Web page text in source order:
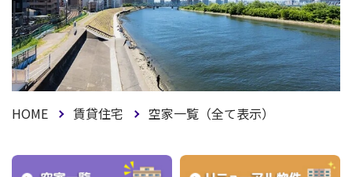
HOME 賃貸住宅 空家一覧（全て表示）